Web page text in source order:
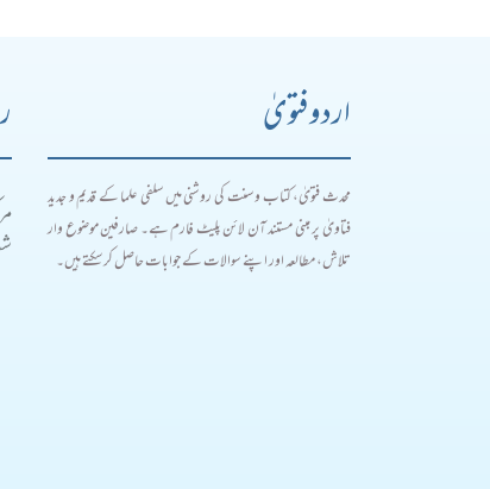
اردو فتویٰ
محدث فتویٰ، کتاب و سنت کی روشنی میں سلفی علما کے قدیم و جدید
فتاویٰ پر مبنی مستند آن لائن پلیٹ فارم ہے۔ صارفین موضوع وار
تلاش، مطالعہ اور اپنے سوالات کے جوابات حاصل کر سکتے ہیں۔